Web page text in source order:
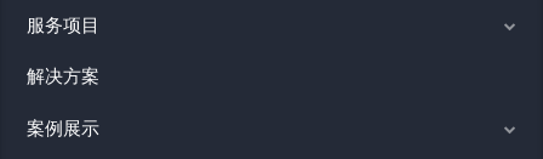
服务项目
解决方案
案例展示